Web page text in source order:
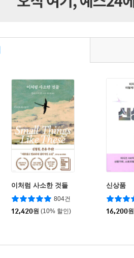
이처럼 사소한 것들
804건
12,420원 (10% 할인)
신상품
16,200원